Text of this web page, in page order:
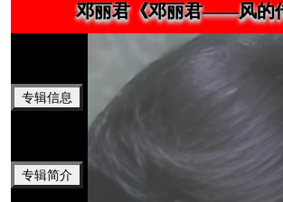
邓丽君《邓丽君——风的
专辑信息
专辑简介